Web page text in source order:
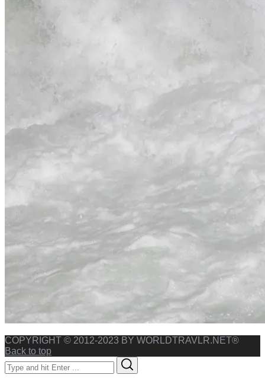
COPYRIGHT © 2012-2023 BY WORLDTRAVLR.NET®
Back to top
Search
for: